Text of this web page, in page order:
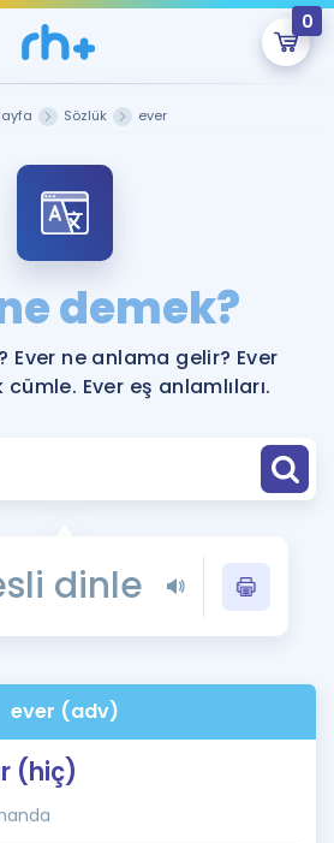
0
ÜYE DEĞİLİM
Şu An Boş.
hazırlayacak onlarca eğitim seni
bekliyor!
Sözlük ever
demek?
Ever ne anlama gelir? Ever
Ever eş anlamlıları.
dinle
ever (adv)
(hiç)